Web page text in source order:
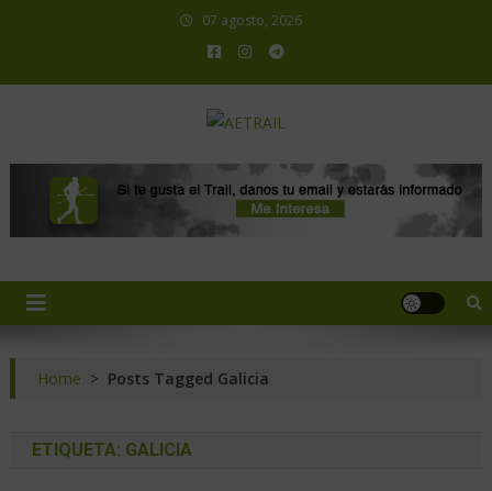
07 agosto, 2026
Home > Posts Tagged Galicia
ETIQUETA: GALICIA